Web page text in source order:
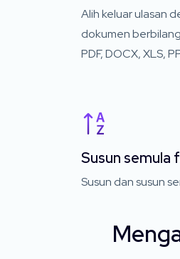
Alih keluar ulasan
dokumen
PDF, DOCX, XLS,
Susun semula
Susun dan susun